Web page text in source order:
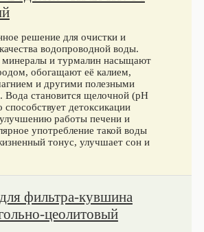
решение для очистки и
водопроводной воды.
и турмалин насыщают
обогащают её калием,
и другими полезными
Вода становится щелочной (pH
способствует детоксикации
работы печени и
употребление такой воды
тонус, улучшает сон и
фильтра-кувшина
цеолитовый